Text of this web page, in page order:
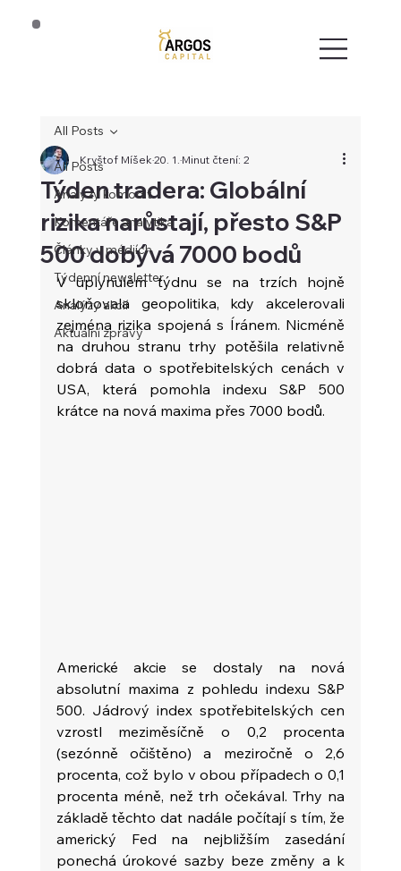
All Posts
Analýzy komodit
Komentáře analytika
Články v médiích
Týdenní newsletter
Analýzy akcií
Aktuální zprávy
All Posts
Týden tradera: Globální
rizika narůstají, přesto S&P
500 dobývá 7000 bodů
Kryštof Míšek20. 1. Minut čtení: 2
V uplynulém týdnu se na trzích hojně
skloňovala geopolitika, kdy akcelerovali
zejména rizika spojená s Íránem. Nicméně
na druhou stranu trhy potěšila relativně
dobrá data o spotřebitelských cenách v
USA, která pomohla indexu S&P 500
krátce na nová maxima přes 7000 bodů.
Americké akcie se dostaly na nová
absolutní maxima z pohledu indexu S&P
500. Jádrový index spotřebitelských cen
vzrostl meziměsíčně o 0,2 procenta
(sezónně očištěno) a meziročně o 2,6
procenta, což bylo v obou případech o 0,1
procenta méně, než trh očekával. Trhy na
základě těchto dat nadále počítají s tím, že
americký Fed na nejbližším zasedání
ponechá úrokové sazby beze změny a k